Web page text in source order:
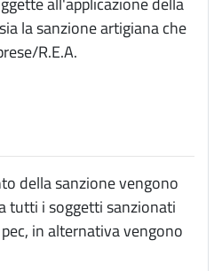
la sanzione artigiana che
R.E.A.
della sanzione vengono
tutti i soggetti sanzionati
in alternativa vengono